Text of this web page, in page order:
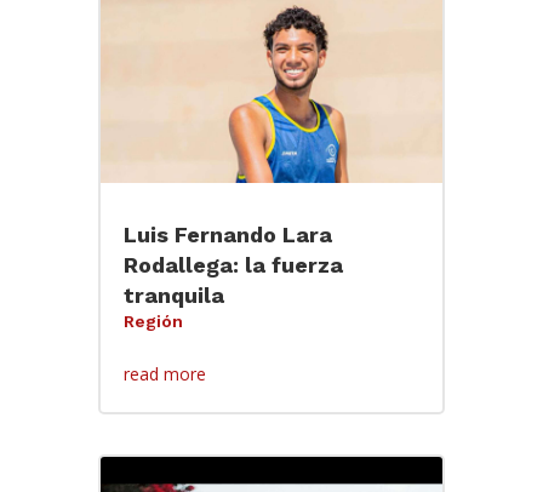
Luis Fernando Lara
Rodallega: la fuerza
tranquila
Región
read more